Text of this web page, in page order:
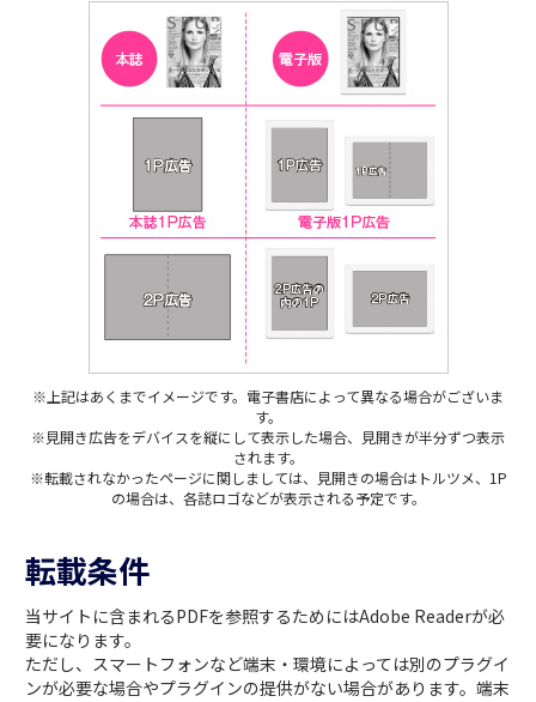
※上記はあくまでイメージです。電子書店によって異なる場合がございま
す。
※見開き広告をデバイスを縦にして表示した場合、見開きが半分ずつ表示
されます。
※転載されなかったページに関しましては、見開きの場合はトルツメ、1P
の場合は、各誌ロゴなどが表示される予定です。
転載条件
当サイトに含まれるPDFを参照するためにはAdobe Readerが必
要になります。
ただし、スマートフォンなど端末・環境によっては別のプラグイ
ンが必要な場合やプラグインの提供がない場合があります。端末